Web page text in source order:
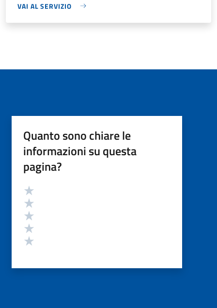
VAI AL SERVIZIO
Quanto sono chiare le
informazioni su questa
pagina?
Valutazione